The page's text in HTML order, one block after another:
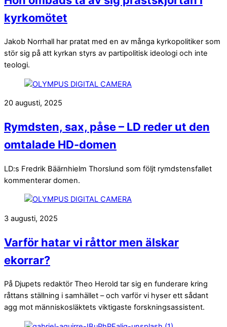
kyrkomötet
Jakob Norrhall har pratat med en av många kyrkopolitiker som
stör sig på att kyrkan styrs av partipolitisk ideologi och inte
teologi.
20 augusti, 2025
Rymdsten, sax, påse – LD reder ut den
omtalade HD-domen
LD:s Fredrik Bäärnhielm Thorslund som följt rymdstensfallet
kommenterar domen.
3 augusti, 2025
Varför hatar vi råttor men älskar
ekorrar?
På Djupets redaktör Theo Herold tar sig en funderare kring
råttans ställning i samhället – och varför vi hyser ett sådant
agg mot människosläktets viktigaste forskningsassistent.